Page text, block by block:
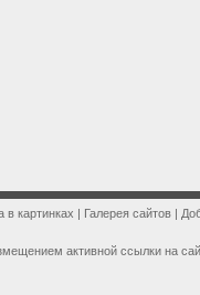
в картинках | Галерея сайтов |
активной ссылки на